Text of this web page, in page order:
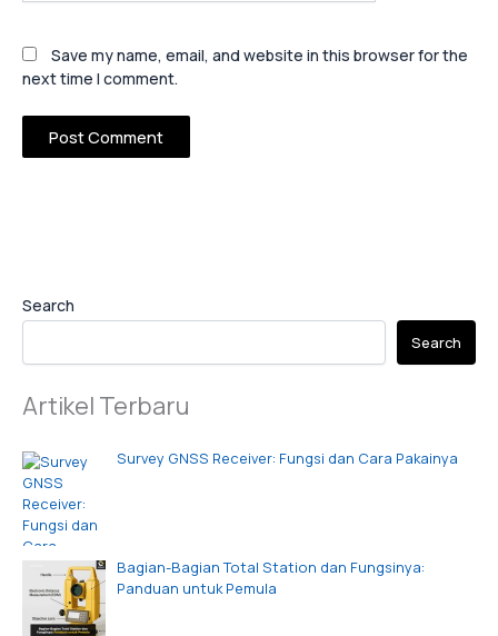
Search
Search
Artikel Terbaru
Survey GNSS Receiver: Fungsi dan Cara Pakainya
Bagian-Bagian Total Station dan Fungsinya:
Panduan untuk Pemula
Save my name, email, and website in this browser for the
next time I comment.